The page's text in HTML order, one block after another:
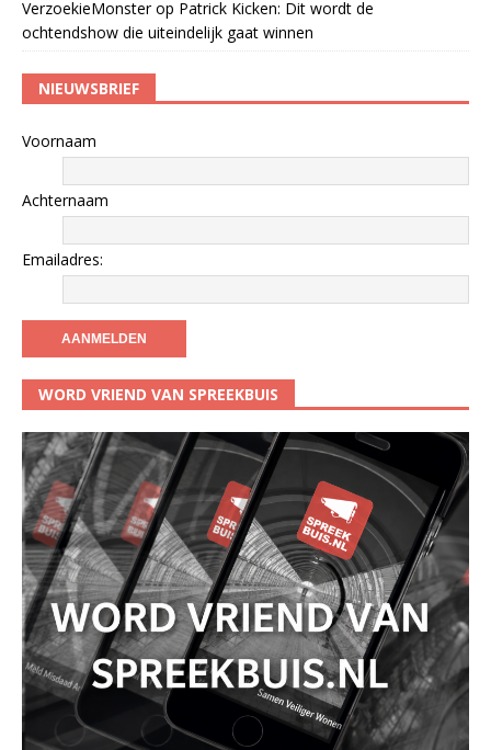
VerzoekieMonsterop Patrick Kicken: Dit wordt de
ochtendshow die uiteindelijk gaat winnen
NIEUWSBRIEF
Voornaam
Achternaam
Emailadres:
WORD VRIEND VAN SPREEKBUIS